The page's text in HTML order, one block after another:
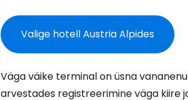
Valige hotell Austria Alpides
Väga väike terminal on üsna
arvestades registreerimine väga kiire
... ülemaailmne